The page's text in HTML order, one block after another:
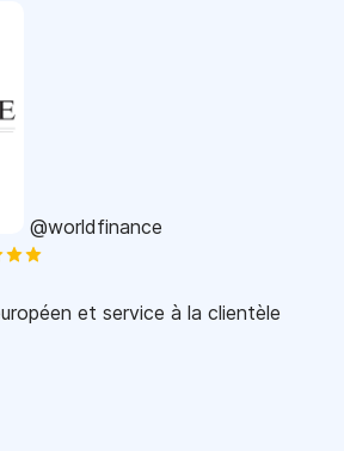
@worldfinance
et service à la clientèle